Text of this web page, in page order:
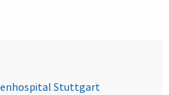
Stuttgart